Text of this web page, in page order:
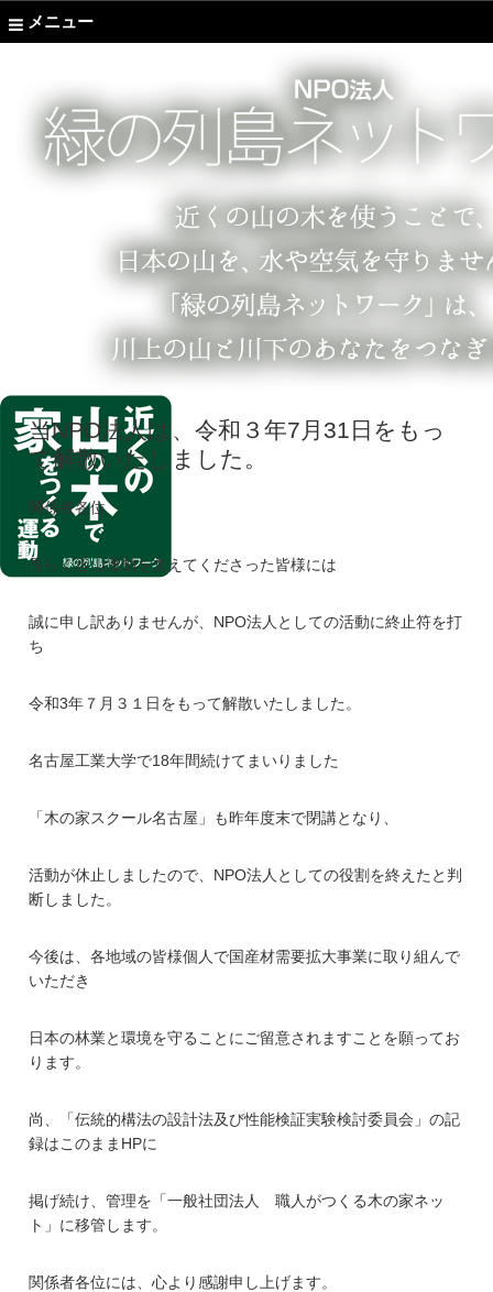
メニュー
当NPO法人は、令和３年7月31日をもっ
て解散いたしました。
関係者各位
長らく近山運動を支えてくださった皆様には
誠に申し訳ありませんが、NPO法人としての活動に終止符を打
ち
令和3年７月３１日をもって解散いたしました。
名古屋工業大学で18年間続けてまいりました
「木の家スクール名古屋」も昨年度末で閉講となり、
活動が休止しましたので、NPO法人としての役割を終えたと判
断しました。
今後は、各地域の皆様個人で国産材需要拡大事業に取り組んで
いただき
日本の林業と環境を守ることにご留意されますことを願ってお
ります。
尚、「伝統的構法の設計法及び性能検証実験検討委員会」の記
録はこのままHPに
掲げ続け、管理を「一般社団法人 職人がつくる木の家ネッ
ト」に移管します。
関係者各位には、心より感謝申し上げます。